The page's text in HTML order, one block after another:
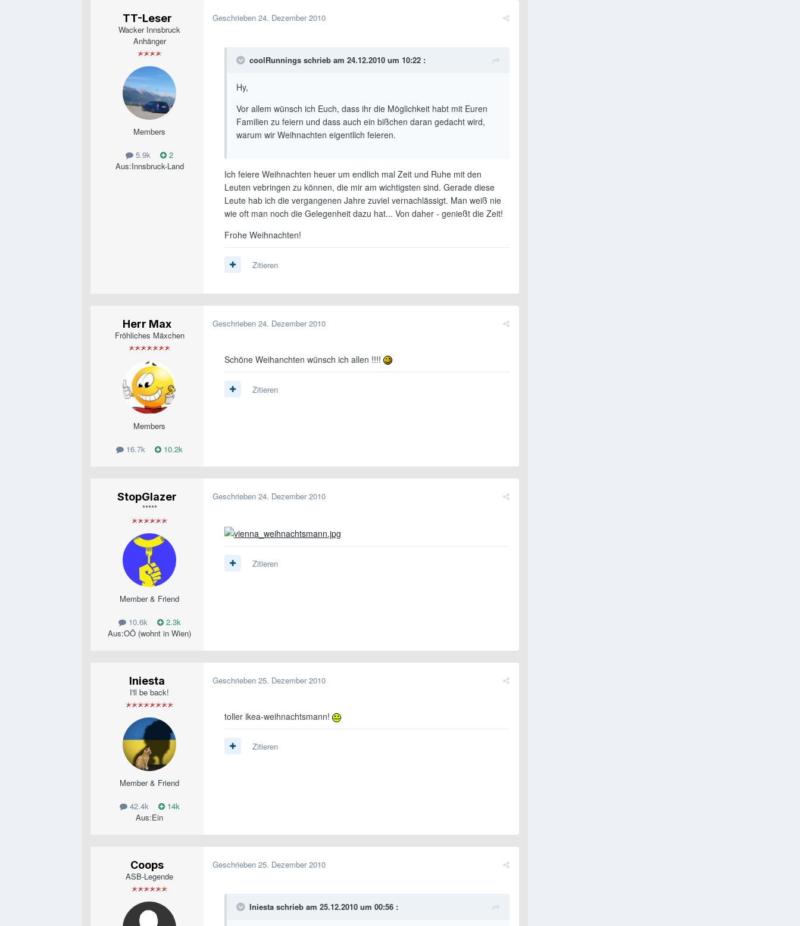
TT-Leser
Wacker Innsbruck
Anhänger
Members
5.9k
2
Aus:Innsbruck-Land
Geschrieben 24. Dezember 2010
coolRunnings schrieb am 24.12.2010 um 10:22 :
Hy,
Vor allem wünsch ich Euch, dass ihr die Möglichkeit habt mit Euren
Familien zu feiern und dass auch ein bißchen daran gedacht wird,
warum wir Weihnachten eigentlich feieren.
Ich feiere Weihnachten heuer um endlich mal Zeit und Ruhe mit den
Leuten vebringen zu können, die mir am wichtigsten sind. Gerade diese
Leute hab ich die vergangenen Jahre zuviel vernachlässigt. Man weiß nie
wie oft man noch die Gelegenheit dazu hat... Von daher - genießt die Zeit!
Frohe Weihnachten!
Zitieren
Herr Max
Fröhliches Mäxchen
Members
16.7k 10.2k
Geschrieben 24. Dezember 2010
Schöne Weihanchten wünsch ich allen !!!!
Zitieren
StopGlazer
*****
Member & Friend
10.6k
2.3k
Aus:OÖ (wohnt in Wien)
Geschrieben 24. Dezember 2010
Zitieren
Iniesta
I'll be back!
Member & Friend
42.4k
14k
Aus:Ein
Geschrieben 25. Dezember 2010
toller ikea-weihnachtsmann!
Zitieren
Coops
ASB-Legende
Geschrieben 25. Dezember 2010
Iniesta schrieb am 25.12.2010 um 00:56 :